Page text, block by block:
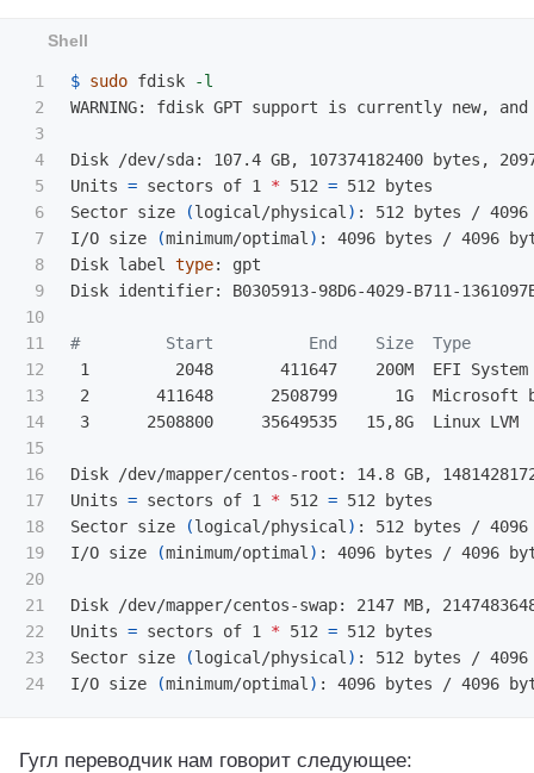
1
2
3
4
5
6
7
8
9
10
11
12
13
14
15
16
17
18
19
20
21
22
23
$ sudo fdisk
-l
WARNING: fdisk GPT support is currently new,
Disk /dev/sda: 107.4 GB, 107374182400 bytes,
Units = sectors of 1 * 512 = 512 bytes
Sector size
(logical/physical ) : 512 bytes / 4096
I/O size
(minimum/optimal ) : 4096 bytes / 4096
Disk label type: gpt
Disk identifier: B0305913-98D6-4029-B711-
#         Start          End    Size  Type
1         2048       411647    200M  EFI
2       411648      2508799      1G  Microsoft
3      2508800     35649535   15,8G  Linux LVM
Disk /dev/mapper/centos-root: 14.8 GB,
Units = sectors of 1 * 512 = 512 bytes
Sector size
(logical/physical ) : 512 bytes / 4096
I/O size
(minimum/optimal ) : 4096 bytes / 4096
Disk /dev/mapper/centos-swap: 2147 MB,
Units = sectors of 1 * 512 = 512 bytes
Sector size
(logical/physical ) : 512 bytes / 4096
I/O size
(minimum/optimal )
Гугл переводчик нам говорит следующее: